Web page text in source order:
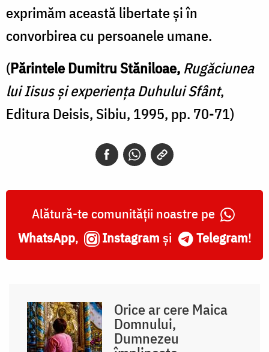
exprimăm această libertate și în
convorbirea cu persoanele umane.
(Părintele Dumitru Stăniloae, Rugăciunea
lui Iisus și experiența Duhului Sfânt,
Editura Deisis, Sibiu, 1995, pp. 70-71)
Alătură-te comunității noastre pe
WhatsApp, Instagram și Telegram!
Orice ar cere Maica
Domnului,
Dumnezeu